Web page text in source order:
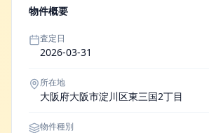
物件概要
査定日
2026-03-31
所在地
大阪府大阪市淀川区東三国2丁目
物件種別